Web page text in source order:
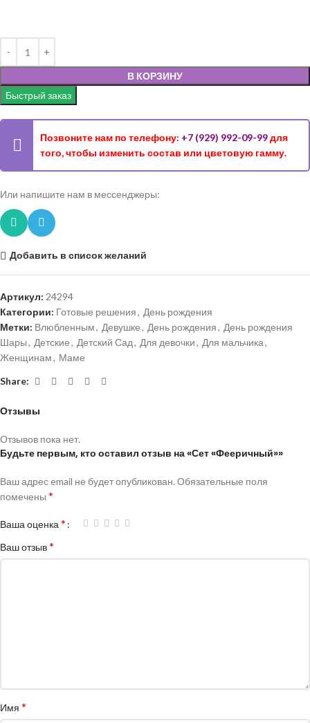
В КОРЗИНУ
Быстрый заказ
Позвоните нам по телефону: +7 (929) 992-09-99для
того, чтобы изменить состав или цветовую гамму.
Или напишите нам в мессенджеры:
Добавить в список желаний
Артикул: 24294
Категории: Готовые решения, День рождения
Метки: Влюбленным, Девушке, День рождения, День рождения
Шары, Детские, Детский Сад, Для девочки, Для мальчика,
Женщинам, Маме
Share:
Отзывы
Отзывов пока нет.
Будьте первым, кто оставил отзыв на «Сет «Фееричный»»
Ваш адрес email не будет опубликован. Обязательные поля
помечены *
Ваша оценка *
Ваш отзыв*
Имя *